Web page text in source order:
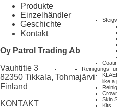
Reinigungs-
like a
Skin
Kits
Produkte
Einzelhändler
Geschichte
Kontakt
Oy Patrol Trading Ab
Vauhtitie 3
82350 Tikkala, Tohmajärvi
Finland
KONTAKT